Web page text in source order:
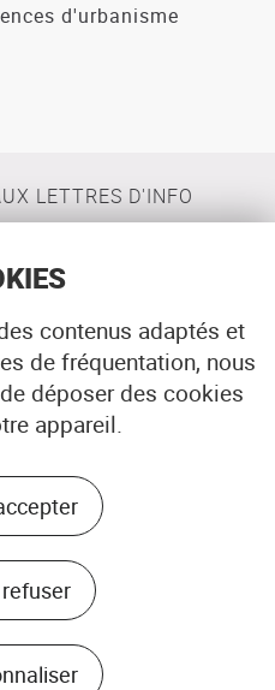
d'urbanisme
LETTRES D'INFO
29200 BREST
CONTACT
SITE
COOKIES
LÉGALES
contenus adaptés et
de fréquentation, nous
déposer des cookies
appareil.